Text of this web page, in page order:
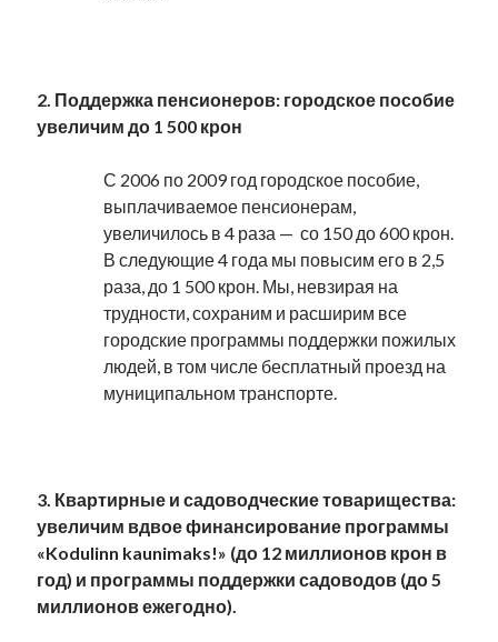
2. Поддержка пенсионеров: городское пособие
увеличим до 1 500 крон
С 2006 по 2009 год городское пособие,
выплачиваемое пенсионерам,
увеличилось в 4 раза — со 150 до 600 крон.
В следующие 4 года мы повысим его в 2,5
раза, до 1 500 крон. Мы, невзирая на
трудности, сохраним и расширим все
городские программы поддержки пожилых
людей, в том числе бесплатный проезд на
муниципальном транспорте.
3. Квартирные и садоводческие товарищества:
увеличим вдвое финансирование программы
«Kodulinn kaunimaks!» (до 12 миллионов крон в
год) и программы поддержки садоводов (до 5
миллионов ежегодно).